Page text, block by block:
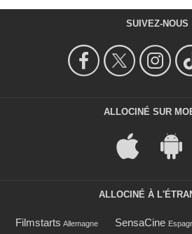
SUIVEZ-NOUS
ALLOCINÉ SUR
ALLOCINÉ À
Filmstarts Allemagne SensaCine